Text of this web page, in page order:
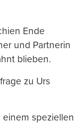
Ende
und Partnerin
blieben.
zu Urs
speziellen